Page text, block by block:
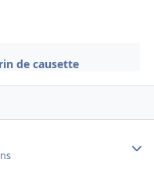
de causette